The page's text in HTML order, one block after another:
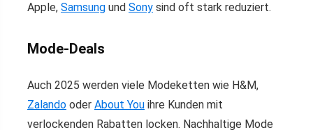
Apple, Samsung und Sony sind oft stark reduziert.
Mode-Deals
Auch 2025 werden viele Modeketten wie H&M,
Zalando oder About You ihre Kunden mit
verlockenden Rabatten locken. Nachhaltige Mode